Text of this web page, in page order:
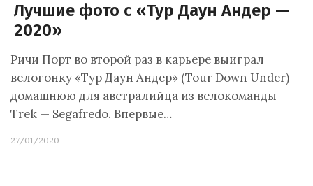
Лучшие фото с «Тур Даун Андер —
2020»
Ричи Порт во второй раз в карьере выиграл
велогонку «Тур Даун Андер» (Tour Down Under) —
домашнюю для австралийца из велокоманды
Trek — Segafredo. Впервые…
27/01/2020